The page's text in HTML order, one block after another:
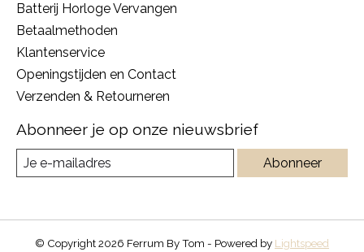
Batterij Horloge Vervangen
Betaalmethoden
Klantenservice
Openingstijden en Contact
Verzenden & Retourneren
Abonneer je op onze nieuwsbrief
Abonneer
© Copyright 2026 Ferrum By Tom - Powered by Lightspeed